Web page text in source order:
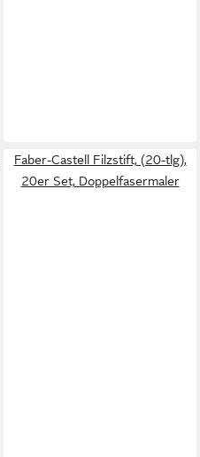
Faber-Castell Filzstift, (20-tlg),
20er Set, Doppelfasermaler